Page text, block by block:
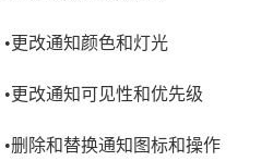
•更改通知颜色和灯光
•更改通知可见性和优先级
•删除和替换通知图标和操作